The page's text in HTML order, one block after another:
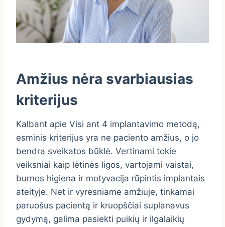
Amžius nėra svarbiausias
kriterijus
Kalbant apie Visi ant 4 implantavimo metodą,
esminis kriterijus yra ne paciento amžius, o jo
bendra sveikatos būklė. Vertinami tokie
veiksniai kaip lėtinės ligos, vartojami vaistai,
burnos higiena ir motyvacija rūpintis implantais
ateityje. Net ir vyresniame amžiuje, tinkamai
paruošus pacientą ir kruopščiai suplanavus
gydymą, galima pasiekti puikių ir ilgalaikių